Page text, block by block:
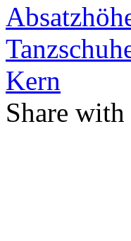
Kern
Share with